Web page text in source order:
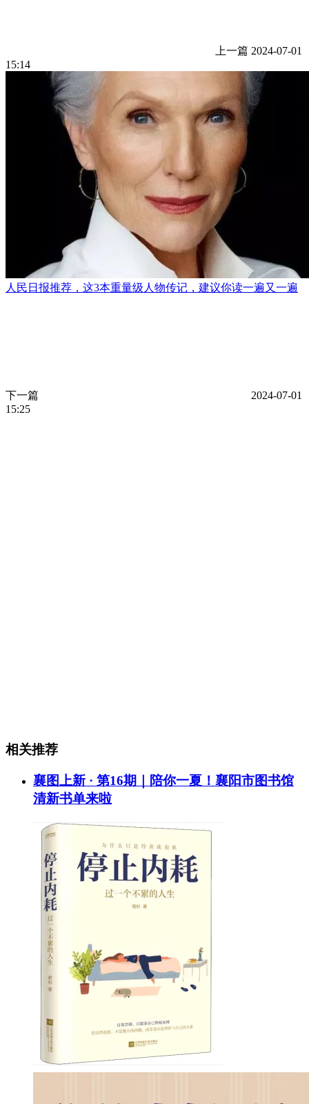
上一篇 2024-07-01
15:14
人民日报推荐，这3本重量级人物传记，建议你读一遍又一遍
下一篇
2024-07-01
15:25
相关推荐
襄图上新 · 第16期｜陪你一夏！襄阳市图书馆
清新书单来啦